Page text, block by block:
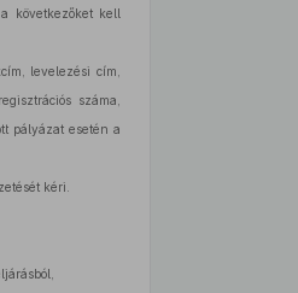
következőket kell
levelezési cím,
száma,
pályázat esetén a
kéri.